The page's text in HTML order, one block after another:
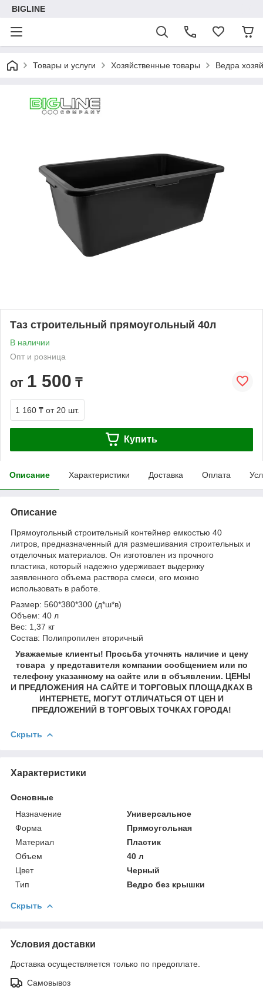
BIGLINE
Товары и услуги Хозяйственные товары Ведра
Таз строительный прямоугольный 40л
В наличии
Опт и розница
от 1 500 ₸
1 160 ₸ от 20 шт.
Купить
Описание Характеристики Доставка Оплата
Описание
Прямоугольный строительный контейнер емкостью 40
литров, предназначенный для размешивания строительных и
отделочных материалов. Он изготовлен из прочного
пластика, который надежно удерживает выдержку
заявленного объема раствора смеси, его можно
использовать в работе.
Размер: 560*380*300 (д*ш*в)
Объем: 40 л
Вес: 1,37 кг
Состав: Полипропилен вторичный
Уважаемые клиенты! Просьба уточнять наличие и цену
товара у представителя компании сообщением или по
телефону указанному на сайте или в объявлении. ЦЕНЫ
И ПРЕДЛОЖЕНИЯ НА САЙТЕ И ТОРГОВЫХ ПЛОЩАДКАХ В
ИНТЕРНЕТЕ, МОГУТ ОТЛИЧАТЬСЯ ОТ ЦЕН И
ПРЕДЛОЖЕНИЙ В ТОРГОВЫХ ТОЧКАХ ГОРОДА!
Скрыть
Характеристики
Основные
Назначение
Универсальное
Форма
Прямоугольная
Материал
Пластик
Объем
40 л
Цвет
Черный
Тип
Ведро без крышки
Скрыть
Условия доставки
Доставка осуществляется только по предоплате.
Самовывоз